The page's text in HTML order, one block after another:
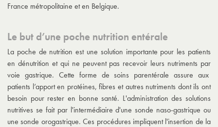
France métropolitaine et en Belgique.
Le but d’une poche nutrition entérale
La poche de nutrition est une solution importante pour les patients
en dénutrition et qui ne peuvent pas recevoir leurs nutriments par
voie gastrique. Cette forme de soins parentérale assure aux
patients l’apport en protéines, fibres et autres nutriments dont ils ont
besoin pour rester en bonne santé. L'administration des solutions
nutritives se fait par l'intermédiaire d'une sonde naso-gastrique ou
une sonde orogastrique. Ces procédures impliquent l'insertion de la